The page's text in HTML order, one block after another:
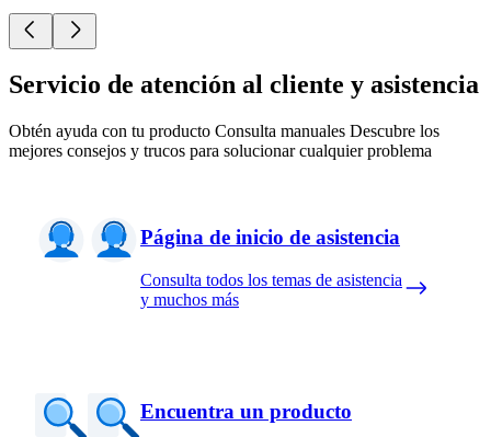
Servicio de atención al cliente y asistencia
Obtén ayuda con tu producto Consulta manuales Descubre los
mejores consejos y trucos para solucionar cualquier problema
Página de inicio de asistencia
Consulta todos los temas de asistencia
y muchos más
Encuentra un producto